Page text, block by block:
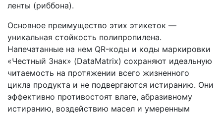
ленты (риббона).
Основное преимущество этих этикеток —
уникальная стойкость полипропилена.
Напечатанные на нем QR-коды и коды маркировки
«Честный Знак» (DataMatrix) сохраняют идеальную
читаемость на протяжении всего жизненного
цикла продукта и не подвергаются истиранию. Они
эффективно противостоят влаге, абразивному
истиранию, воздействию масел и умеренным